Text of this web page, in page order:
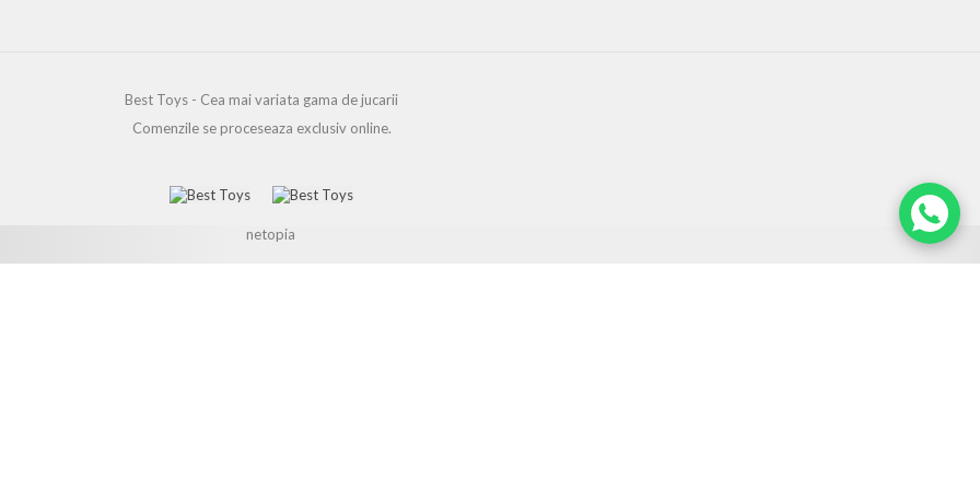
Best Toys - Cea mai variata gama de jucarii
Comenzile se proceseaza exclusiv online.